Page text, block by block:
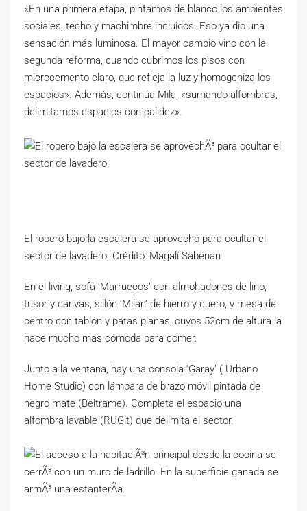
«En una primera etapa, pintamos de blanco los ambientes
sociales, techo y machimbre incluidos. Eso ya dio una
sensación más luminosa. El mayor cambio vino con la
segunda reforma, cuando cubrimos los pisos con
microcemento claro, que refleja la luz y homogeniza los
espacios». Además, continúa Mila, «sumando alfombras,
delimitamos espacios con calidez».
El ropero bajo la escalera se aprovechó para ocultar el
sector de lavadero. Crédito: Magalí Saberian
En el living, sofá ‘Marruecos’ con almohadones de lino,
tusor y canvas, sillón ‘Milán’ de hierro y cuero, y mesa de
centro con tablón y patas planas, cuyos 52cm de altura la
hace mucho más cómoda para comer.
Junto a la ventana, hay una consola ‘Garay’ ( Urbano
Home Studio) con lámpara de brazo móvil pintada de
negro mate (Beltrame). Completa el espacio una
alfombra lavable (RUGit) que delimita el sector.